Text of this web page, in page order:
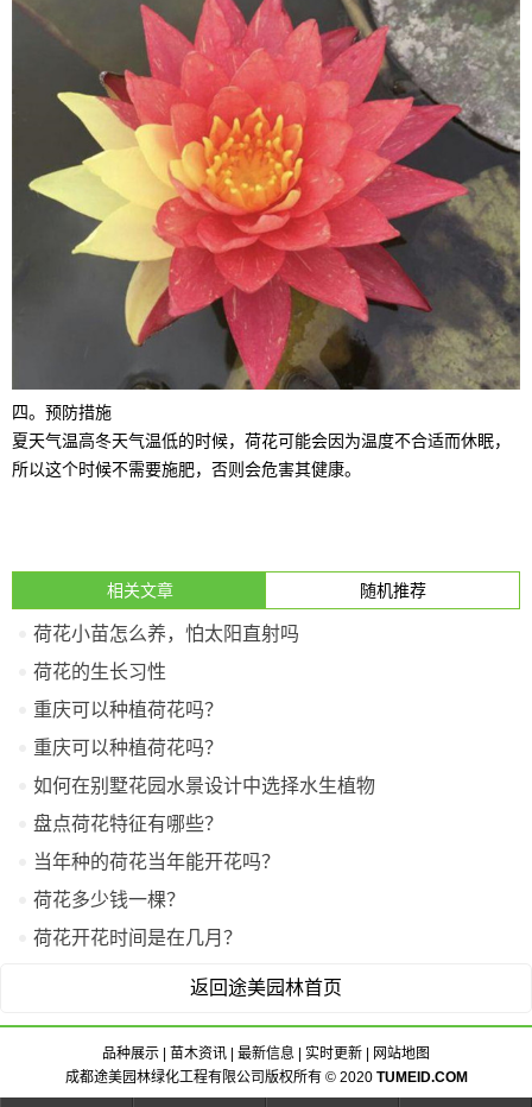
四。预防措施
夏天气温高冬天气温低的时候，荷花可能会因为温度不合适而休眠，
所以这个时候不需要施肥，否则会危害其健康。
相关文章 随机推荐
荷花小苗怎么养，怕太阳直射吗
荷花的生长习性
重庆可以种植荷花吗？
重庆可以种植荷花吗？
如何在别墅花园水景设计中选择水生植物
盘点荷花特征有哪些？
当年种的荷花当年能开花吗？
荷花多少钱一棵？
荷花开花时间是在几月？
返回途美园林首页
品种展示 苗木资讯 最新信息 实时更新
网站地图
成都途美园林绿化工程有限公司版权所有 © 2020 TUMEID.COM